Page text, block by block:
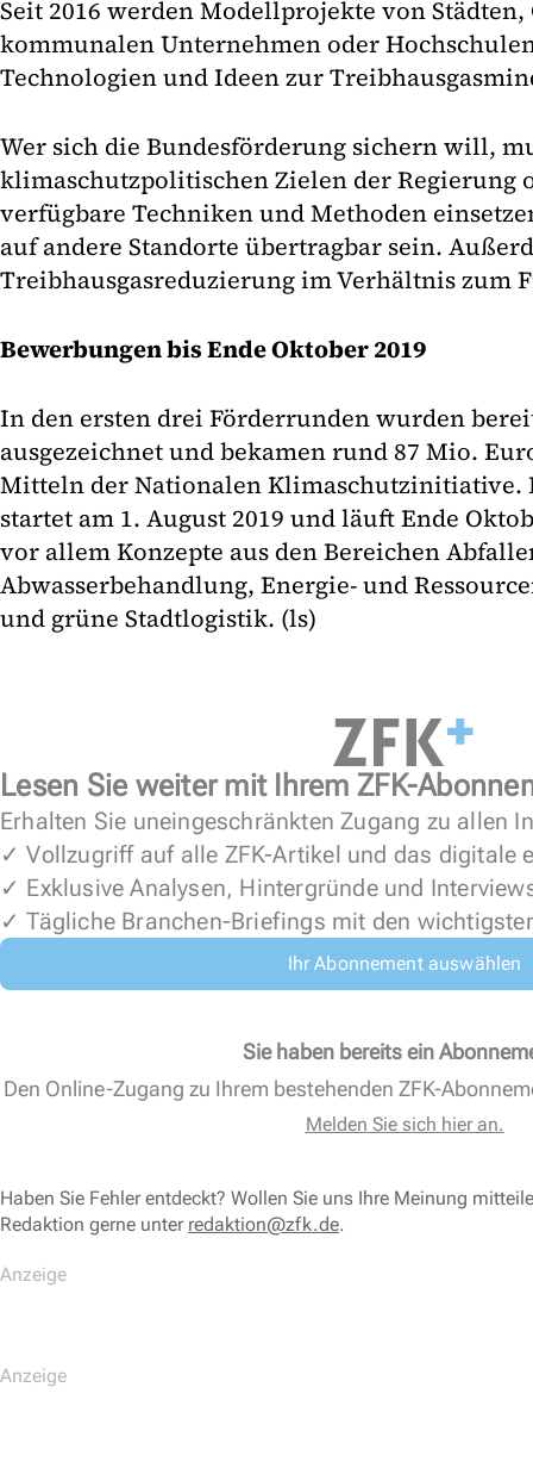
Seit 2016 werden Modellprojekte von
kommunalen Unternehmen oder
Technologien und Ideen zur
Wer sich die Bundesförderung sichern will,
klimaschutzpolitischen Zielen der Regierung
verfügbare Techniken und Methoden
auf andere Standorte übertragbar sein.
Treibhausgasreduzierung im Verhältnis zum
Bewerbungen bis Ende Oktober 2019
In den ersten drei Förderrunden wurden
ausgezeichnet und bekamen rund 87 Mio.
Mitteln der Nationalen Klimaschutzinitiative.
startet am 1. August 2019 und läuft Ende
vor allem Konzepte aus den Bereichen
Abwasserbehandlung, Energie- und
und grüne Stadtlogistik. (ls)
Lesen Sie weiter mit Ihrem ZFK-
Erhalten Sie uneingeschränkten Zugang zu allen
✓ Vollzugriff auf alle ZFK-Artikel und das digitale
✓ Exklusive Analysen, Hintergründe und
✓ Tägliche Branchen-Briefings mit den
Ihr Abonnement auswählen
Sie haben bereits ein
Den Online-Zugang zu Ihrem bestehenden ZFK-
Melden Sie sich hier an.
Haben Sie Fehler entdeckt? Wollen Sie uns Ihre Meinung
Redaktion gerne unter redaktion@zfk.de.